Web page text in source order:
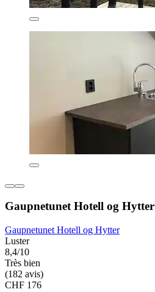
Gaupnetunet Hotell og Hytter
Gaupnetunet Hotell og Hytter
Luster
8,4/10
Très bien
(182 avis)
CHF 176